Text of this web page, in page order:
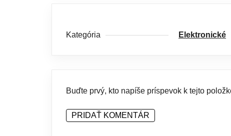
Kategória Elektronické
Buďte prvý, kto napíše príspevok k tejto
PRIDAŤ KOMENTÁR